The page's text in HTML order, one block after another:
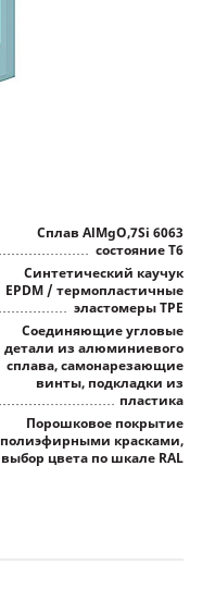
Сплав AlMgO,7Si 6063
состояние Т6
Синтетический каучук
EPDM / термопластичные
эластомеры TPE
Соединяющие угловые
детали из алюминиевого
сплава, самонарезающие
винты, подкладки из
пластика
Порошковое покрытие
полиэфирными красками,
выбор цвета по шкале RAL